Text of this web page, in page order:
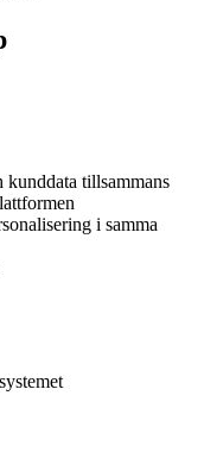
tillsammans
i samma